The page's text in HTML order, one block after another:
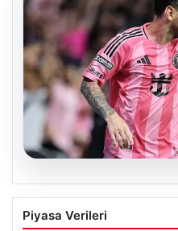
Dünya Kupası
Messi yapacağını
Piyasa Verileri